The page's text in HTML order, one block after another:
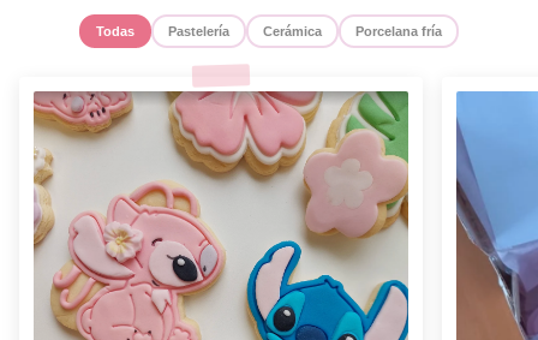
Todas Pastelería Cerámica Porcelana fría